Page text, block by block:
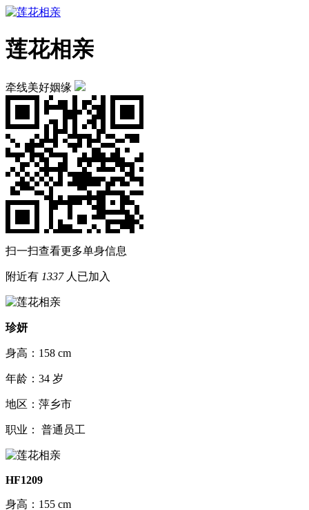
莲花相亲
牵线美好姻缘
扫一扫查看更多单身信息
附近有 1337人已加入
珍妍
身高：158 cm
年龄：34 岁
地区：萍乡市
职业： 普通员工
HF1209
身高：155 cm